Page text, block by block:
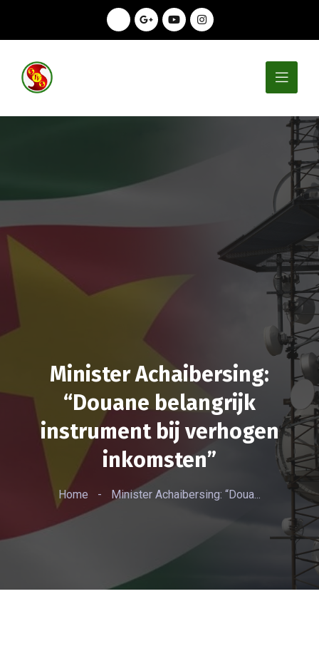
Minister Achaibersing:
“Douane belangrijk
instrument bij verhogen
inkomsten”
Home - Minister Achaibersing: “Doua...